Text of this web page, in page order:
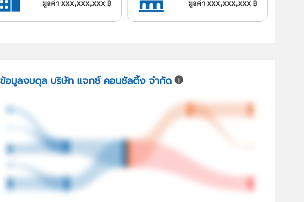
มูลค่าxxx,xxx,xxx ฿ มูลค่าxxx,xxx,xxx ฿
ข้อมูลงบดุล บริษัท แจกซ์ คอนซัลติ้ง จำกัด